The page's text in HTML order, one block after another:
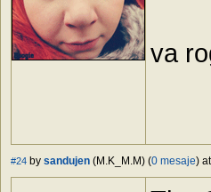
va
#24 by sandujen (M.K_M.M) (0 mesaje)